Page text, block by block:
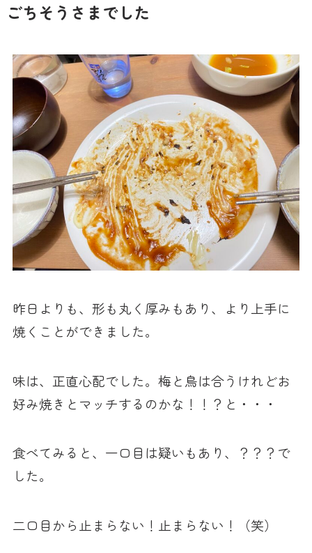
ごちそうさまでした
昨日よりも、形も丸く厚みもあり、より上手に
焼くことができました。
味は、正直心配でした。梅と鳥は合うけれどお
好み焼きとマッチするのかな！！？と・・・
食べてみると、一口目は疑いもあり、？？？で
した。
二口目から止まらない！止まらない！（笑）